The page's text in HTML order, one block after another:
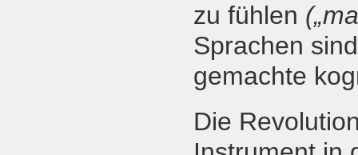
zu fühlen
Sprachen
gemachte
Die